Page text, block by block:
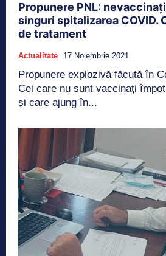
Propunere PNL:
singuri spitalizarea COVID.
de tratament
Actualitate 17 Noiembrie 2021
Propunere explozivă făcută în
Cei care nu sunt vaccinați
și care ajung în...